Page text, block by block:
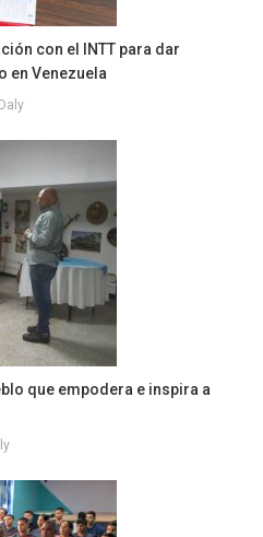
con el INTT para dar
en Venezuela
que empodera e inspira a